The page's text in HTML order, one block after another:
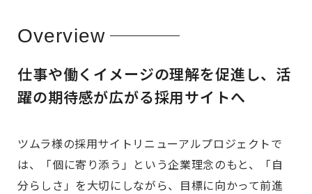
Overview
仕事や働くイメージの理解を促進し、活
躍の期待感が広がる採用サイトへ
ツムラ様の採用サイトリニューアルプロジェクトで
は、「個に寄り添う」という企業理念のもと、「自
分らしさ」を大切にしながら、目標に向かって前進